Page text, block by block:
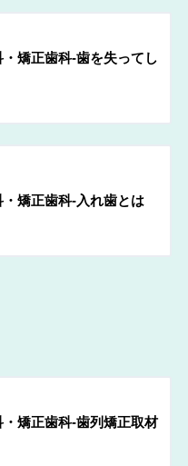
矯正歯科-歯を失ってし
矯正歯科-入れ歯とは
矯正歯科-歯列矯正取材